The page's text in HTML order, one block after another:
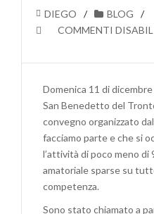
DIEGO
BLOG
COMMENTI
SU
DI
PER
METTERE
IN
RELAZIONE
LE
COMPAGNIE
FITA
MARCHE.
Domenica 11 di
San Benedetto del
convegno organizzato
facciamo parte e che si
l’attività di poco meno
amatoriale sparse su
competenza.
Sono stato chiamato a